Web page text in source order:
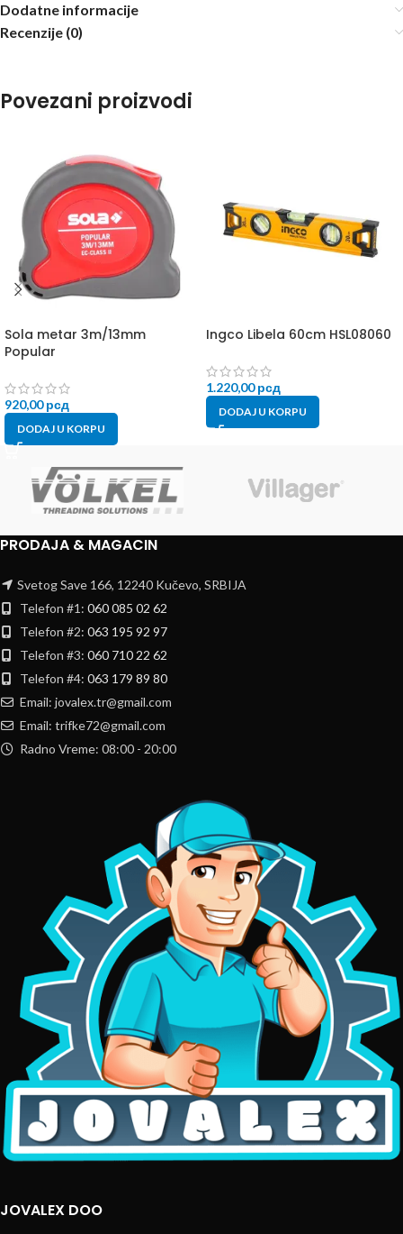
Dodatne informacije
Recenzije (0)
Povezani proizvodi
Sola metar 3m/13mm
Popular
920,00рсд
DODAJ U KORPU
Ingco Libela 60cm HSL08060
1.220,00рсд
DODAJ U KORPU
PRODAJA & MAGACIN
Svetog Save 166, 12240 Kučevo, SRBIJA
Telefon #1: 060 085 02 62
Telefon #2: 063 195 92 97
Telefon #3: 060 710 22 62
Telefon #4: 063 179 89 80
Email: jovalex.tr@gmail.com
Email: trifke72@gmail.com
Radno Vreme: 08:00 - 20:00
JOVALEX DOO